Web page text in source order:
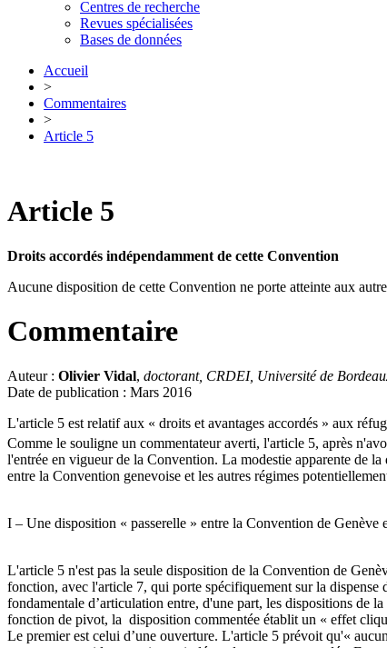
Centres de recherche
Revues spécialisées
Bases de données
Accueil
>
Commentaires
>
Article 5
Article 5
Droits accordés indépendamment de cette Convention
Aucune disposition de cette Convention ne porte atteinte aux
Commentaire
Auteur : Olivier Vidal, doctorant, CRDEI, Université de
Date de publication : Mars 2016
L'article 5 est relatif aux « droits et avantages accordés » aux
Comme le souligne un commentateur averti, l'article 5, après
l'entrée en vigueur de la Convention. La modestie apparente de
entre la Convention genevoise et les autres régimes
I – Une disposition « passerelle » entre la Convention de Genève
L'article 5 n'est pas la seule disposition de la Convention de
fonction, avec l'article 7, qui porte spécifiquement sur la
fondamentale d’articulation entre, d'une part, les dispositions de
fonction de pivot, la disposition commentée établit un « effet
Le premier est celui d’une ouverture. L'article 5 prévoit qu'«